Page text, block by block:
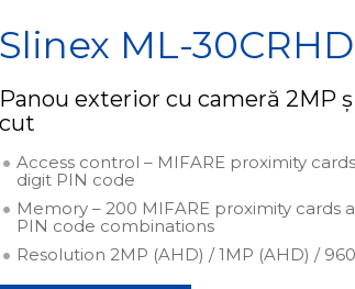
Slinex ML-30CRHD
Panou exterior cu cameră 2MP
cut
Access control – MIFARE proximity
digit PIN code
Memory – 200 MIFARE proximity cards
PIN code combinations
Resolution 2MP (AHD) / 1MP (AHD) /